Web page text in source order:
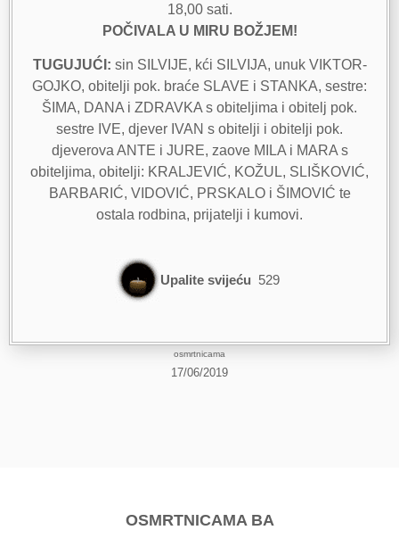
18,00 sati.
POČIVALA U MIRU BOŽJEM!
TUGUJUĆI: sin SILVIJE, kći SILVIJA, unuk VIKTOR-
GOJKO, obitelji pok. braće SLAVE i STANKA, sestre:
ŠIMA, DANA i ZDRAVKA s obiteljima i obitelj pok.
sestre IVE, djever IVAN s obitelji i obitelji pok.
djeverova ANTE i JURE, zaove MILA i MARA s
obiteljima, obitelji: KRALJEVIĆ, KOŽUL, SLIŠKOVIĆ,
BARBARIĆ, VIDOVIĆ, PRSKALO i ŠIMOVIĆ te
ostala rodbina, prijatelji i kumovi.
Upalite svijeću 529
osmrtnicama
17/06/2019
OSMRTNICAMA BA